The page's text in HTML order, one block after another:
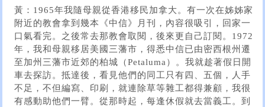
黃：1965年我隨母親從香港移民加拿大。有一次在姊姊家
附近的教會拿到幾本《中信》月刊，內容很吸引，回家一
口氣看完。之後常去那教會取閱，後來更自己訂閱。1972
年，我和母親移居美國三藩市，得悉中信已由密西根州遷
至加州三藩市近郊的柏城（Petaluma）。我就趁著假日開
車去探訪。抵達後，看見他們的同工只有四、五個，人手
不足，不但編寫、印刷，就連除草等雜工都得兼顧，我很
有感動助他們一臂。從那時起，每逢休假就去當義工。到